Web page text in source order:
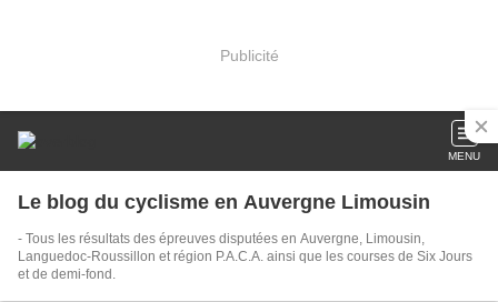
Publicité
MENU
Le blog du cyclisme en Auvergne Limousin
- Tous les résultats des épreuves disputées en Auvergne, Limousin,
Languedoc-Roussillon et région P.A.C.A. ainsi que les courses de Six Jours
et de demi-fond.